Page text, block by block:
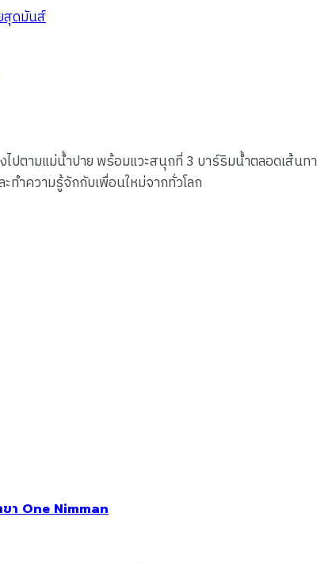
ตามแม่น้ำปาย พร้อมแวะสนุกที่ 3 บาร์ริมน้ำตลอดเส้นท
ทำความรู้จักกับเพื่อนใหม่จากทั่วโลก
ขา One Nimman